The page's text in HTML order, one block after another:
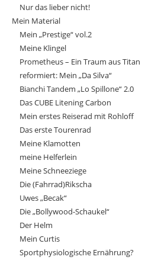
Nur das lieber nicht!
Mein Material
Mein „Prestige“ vol.2
Meine Klingel
Prometheus – Ein Traum aus Titan
reformiert: Mein „Da Silva“
Bianchi Tandem „Lo Spillone“ 2.0
Das CUBE Litening Carbon
Mein erstes Reiserad mit Rohloff
Das erste Tourenrad
Meine Klamotten
meine Helferlein
Meine Schneeziege
Die (Fahrrad)Rikscha
Uwes „Becak“
Die „Bollywood-Schaukel“
Der Helm
Mein Curtis
Sportphysiologische Ernährung?